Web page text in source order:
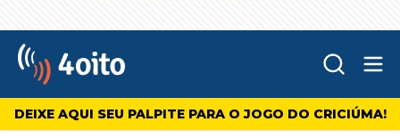
4oito
DEIXE AQUI SEU PALPITE PARA O JOGO DO CRICIÚMA!